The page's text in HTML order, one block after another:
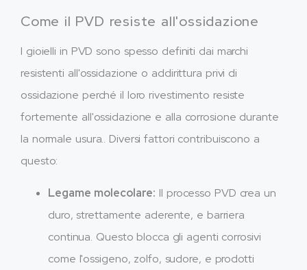
Come il PVD resiste all'ossidazione
I gioielli in PVD sono spesso definiti dai marchi
resistenti all'ossidazione o addirittura privi di
ossidazione perché il loro rivestimento resiste
fortemente all'ossidazione e alla corrosione durante
la normale usura.. Diversi fattori contribuiscono a
questo:
Legame molecolare: Il processo PVD crea un
duro, strettamente aderente, e barriera
continua. Questo blocca gli agenti corrosivi
come l'ossigeno, zolfo, sudore, e prodotti